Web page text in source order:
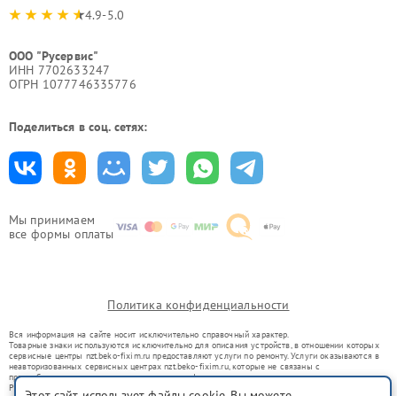
Мы принимаем
все формы оплаты
4.9-5.0
ООО "Русервис"
ИНН 7702633247
ОГРН 1077746335776
Поделиться в соц. сетях:
Политика конфиденциальности
Вся информация на сайте носит исключительно справочный характер.
Товарные знаки используются исключительно для описания устройств, в отношении которых
сервисные центры nzt.beko-fixim.ru предоставляют услуги по ремонту. Услуги оказываются в
неавторизованных сервисных центрах nzt.beko-fixim.ru, которые не связаны с
правообладателями товарных знаков или их официальными представителями.
Ремонт осуществляется для устройств, уже введенных в гражданский оборот в соответствии